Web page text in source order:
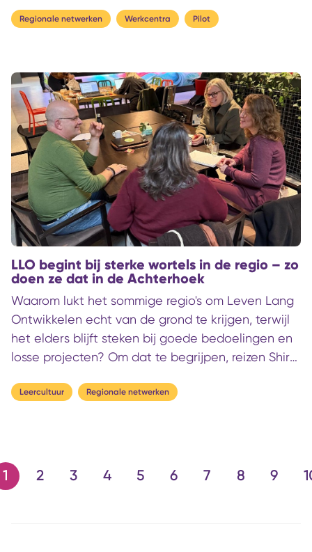
zomaar een greep uit de vragen kunnen zijn die je
of simpelweg om te weten welke volgende stap
past bij hun toekomstbeeld. Werkgevers, publieke
organisaties en sectorale partijen zijn
aangesloten om hier gezamenlijk invulling aan te
geven en regionale arbeidsmarktvraagstukken op
te lossen.
Regionale netwerken Werkcentra Pilot
LLO begint bij sterke wortels in de regio – zo
doen ze dat in de Achterhoek
Waarom lukt het sommige regio's om Leven Lang
Ontwikkelen echt van de grond te krijgen, terwijl
het elders blijft steken bij goede bedoelingen en
losse projecten? Om dat te begrijpen, reizen Shira
samenwerking tussen onderwijs, ondernemers en
Leercultuur Regionale netwerken
1 2 3 4 5 6 7 8 9